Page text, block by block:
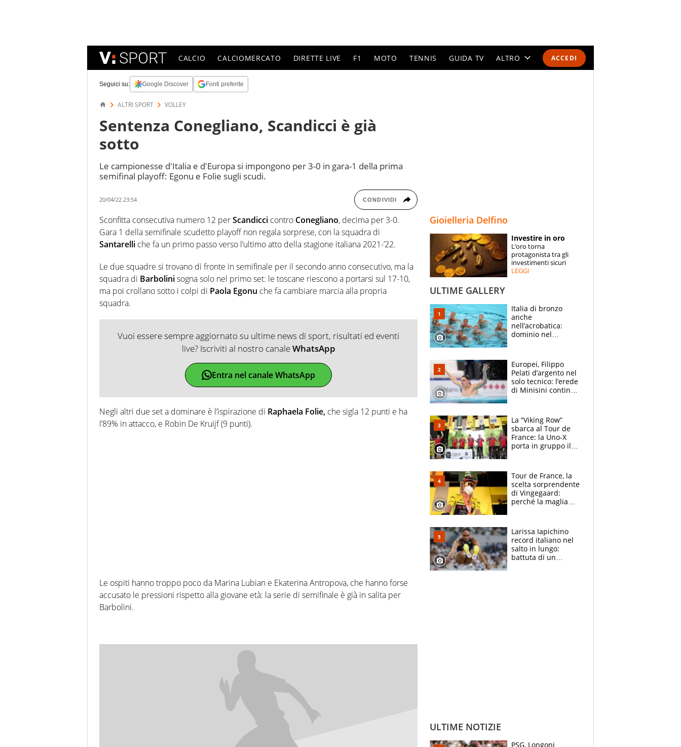
ACCEDI
CALCIO CALCIOMERCATO DIRETTE LIVE F1 MOTO TENNIS GUIDA TV ALTRO
SPECIALI
ESPERTI
Seguici su: Google Discover Fonti preferite
ALTRI SPORT VOLLEY
Sentenza Conegliano, Scandicci è già
sotto
Le campionesse d'Italia e d'Europa si impongono per 3-0 in gara-1 della prima
semifinal playoff: Egonu e Folie sugli scudi.
20/04/22 23:54 CONDIVIDI
Sconfitta consecutiva numero 12 perScandicci contro Conegliano, decima per 3-0.
Gara 1 della semifinale scudetto playoff non regala sorprese, con la squadra di
Santarelli che fa un primo passo verso l’ultimo atto della stagione italiana 2021-’22.
Le due squadre si trovano di fronte in semifinale per il secondo anno consecutivo, ma la
squadra di Barbolinisogna solo nel primo set: le toscane riescono a portarsi sul 17-10,
ma poi crollano sotto i colpi di Paola Egonu che fa cambiare marcia alla propria
squadra.
Vuoi essere sempre aggiornato su ultime news di sport, risultati ed eventi
live? Iscriviti al nostro canaleWhatsApp
Entra nel canale WhatsApp
Negli altri due set a dominare è l’ispirazione di Raphaela Folie, che sigla 12 punti e ha
l’89% in attacco, e Robin De Kruijf (9 punti).
Le ospiti hanno troppo poco da Marina Lubian e Ekaterina Antropova, che hanno forse
accusato le pressioni rispetto alla giovane età: la serie di semifinale è già in salita per
Barbolini.
Gioielleria Delfino
Investire in oro
L’oro torna
protagonista tra gli
investimenti sicuri
LEGGI
ULTIME GALLERY
Italia di bronzo
anche
nell’acrobatica:
dominio nel
e compagni
continuare
Europei, Filippo
Pelati d’argento nel
solo tecnico: l’erede
di Minisini continua
mirino
La “Viking Row”
sbarca al Tour de
France: la Uno-X
porta in gruppo il
compagni
Tour de France, la
scelta sorprendente
di Vingegaard:
perché la maglia
rischio da evitare
Larissa Iapichino
record italiano nel
salto in lungo:
battuta di un
ULTIME NOTIZIE
PSG, Longoni